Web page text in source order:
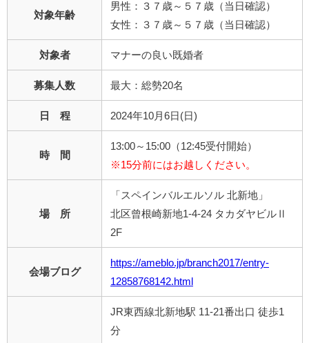
対象年齢
男性：３７歳～５７歳（当日確認）
女性：３７歳～５７歳（当日確認）
対象者 マナーの良い既婚者
募集人数 最大：総勢20名
日 程 2024年10月6日(日)
時 間
13:00～15:00（12:45受付開始）
※15分前にはお越しください。
場 所
「スペインバルエルソル 北新地」
北区曾根崎新地1-4-24 タカダヤビルⅡ
2F
会場ブログ
https://ameblo.jp/branch2017/entry-
12858768142.html
JR東西線北新地駅 11-21番出口 徒歩1
分